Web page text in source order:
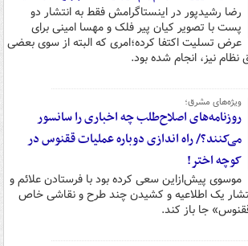
رضا رشیدپور در اینستاگرامش فقط به انتشار دو
پست با تصویر کیان پیر فلک و مهسا امینی برای
عرض تسلیت اکتفا کرده؛امری که البته از سوی بعضی
نیز، انجام شده بود.
ویژه‌های مشرق؛
روزنامه‌های اصلاح‌طلب چه اخباری را سانسور
می‌کنند؟/ راه اندازی دوباره عملیات ققنوس در
کوچه اختر!
موسوی پیش‌ازاین سعی کرده بود با فرستادن علائم و
یک اطلاعیه و کشیدن چند طرح و نقاشی خاص
جا باز کند.